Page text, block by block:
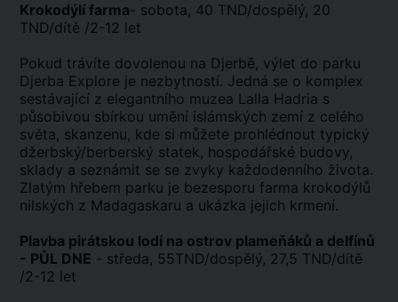
Krokodýlí farma- sobota, 40 TND/dospělý, 20
TND/dítě /2-12 let
Pokud trávíte dovolenou na Djerbě, výlet do parku
Djerba Explore je nezbytností. Jedná se o komplex
sestávající z elegantního muzea Lalla Hadria s
působivou sbírkou umění islámských zemí z celého
světa, skanzenu, kde si můžete prohlédnout typický
džerbský/berberský statek, hospodářské budovy,
sklady a seznámit se se zvyky každodenního života.
Zlatým hřebem parku je bezesporu farma krokodýlů
nilských z Madagaskaru a ukázka jejich krmení.
Plavba pirátskou lodí na ostrov plameňáků a delfínů
- PŮL DNE - středa, 55TND/dospělý, 27,5 TND/dítě
/2-12 let